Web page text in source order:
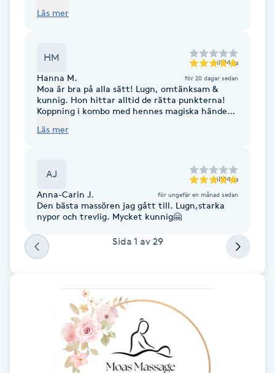
Extensions borttagning
Eyeliner-tatuering
Faceliftmassage
Fet hårbotten
Fettreducering
Läs mer
HM till Moa
Hanna M. för 20 dagar sedan
Moa är bra på alla sätt! Lugn, omtänksam &
kunnig. Hon hittar alltid de rätta punkterna!
Koppning i kombo med hennes magiska händer
som hon kan vara varsam så kan hon också ta i -
Läs mer
AJ till Moa
Anna-Carin J. för ungefär en månad sedan
Den bästa massören jag gått till. Lugn,starka
nypor och trevlig. Mycket kunnig🤗
Sida 1 av 29